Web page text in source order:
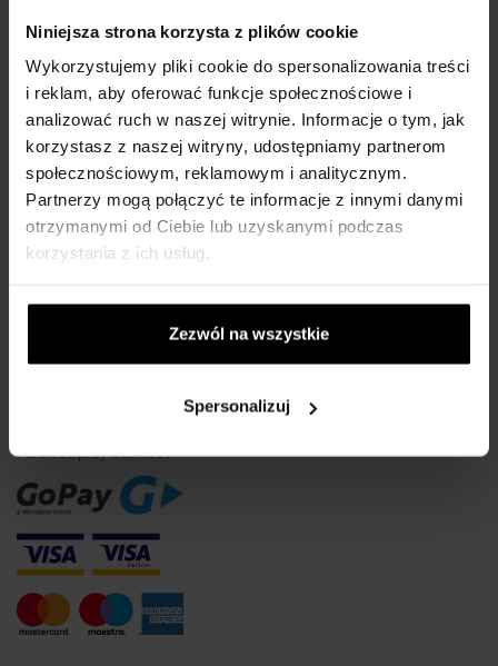
Niniejsza strona korzysta z plików cookie
Wykorzystujemy pliki cookie do spersonalizowania treści
i reklam, aby oferować funkcje społecznościowe i
analizować ruch w naszej witrynie. Informacje o tym, jak
korzystasz z naszej witryny, udostępniamy partnerom
społecznościowym, reklamowym i analitycznym.
Partnerzy mogą połączyć te informacje z innymi danymi
otrzymanymi od Ciebie lub uzyskanymi podczas
korzystania z ich usług.
Zezwól na wszystkie
Spersonalizuj
Sposób dostawy
Kiedy otrzymam zamówiony towar?
Dlaczego perfumy od nas?
Co to jest tester perfum?
Wodoszczelność zegarków
Tylko oryginalne towary
Często Zadawane Pytania
Odstąpienie od umowy
Zmiana zgody na pliki cookie
Płatność przy odbiorze